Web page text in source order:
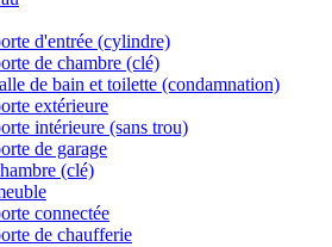
d'entrée (cylindre)
de chambre (clé)
de bain et toilette (condamnation)
extérieure
intérieure (sans trou)
de garage
(clé)
connectée
de chaufferie